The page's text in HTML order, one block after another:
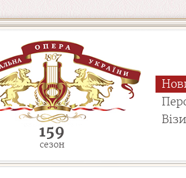
159
сезон